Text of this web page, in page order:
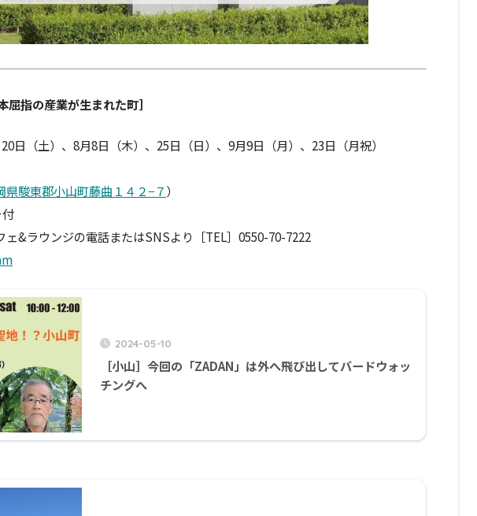
屈指の産業が生まれた町］
日（土）、8月8日（木）、25日（日）、9月9日（月）、23日（月祝）
県駿東郡小山町藤曲１４２−７）
ェ&ラウンジの電話またはSNSより［TEL］0550-70-7222
2024-05-10
［小山］今回の「ZADAN」は外へ飛び出してバードウォッ
チングへ